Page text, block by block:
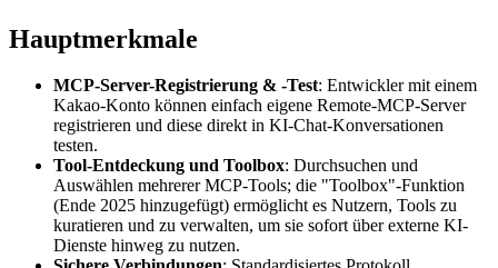
Hauptmerkmale
MCP-Server-Registrierung & -Test: Entwickler mit einem
Kakao-Konto können einfach eigene Remote-MCP-Server
registrieren und diese direkt in KI-Chat-Konversationen
testen.
Tool-Entdeckung und Toolbox: Durchsuchen und
Auswählen mehrerer MCP-Tools; die "Toolbox"-Funktion
(Ende 2025 hinzugefügt) ermöglicht es Nutzern, Tools zu
kuratieren und zu verwalten, um sie sofort über externe KI-
Dienste hinweg zu nutzen.